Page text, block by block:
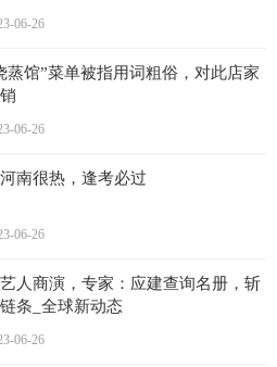
06-26
蒸馆”菜单被指用词粗俗，对此店家
06-26
南很热，逢考必过
06-26
人商演，专家：应建查询名册，斩
条_全球新动态
06-26